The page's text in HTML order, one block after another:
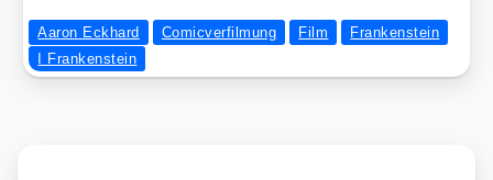
Aaron Eckhard Comicverfilmung Film
Frankenstein
I Frankenstein